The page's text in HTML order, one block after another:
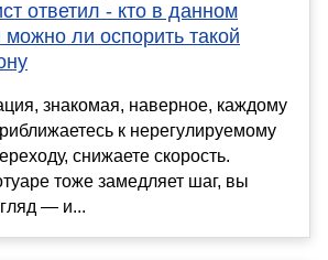
ответил - кто в данном
ли оспорить такой
знакомая, наверное, каждому
к нерегулируемому
снижаете скорость.
тоже замедляет шаг, вы
— и...